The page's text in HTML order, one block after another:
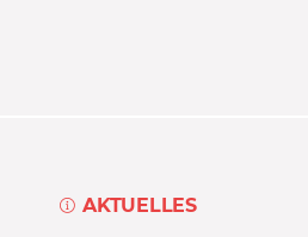
AKTUELLES